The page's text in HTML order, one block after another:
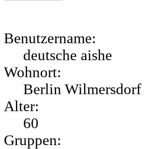
Benutzername:
deutsche aishe
Wohnort:
Berlin Wilmersdorf
Alter:
60
Gruppen: